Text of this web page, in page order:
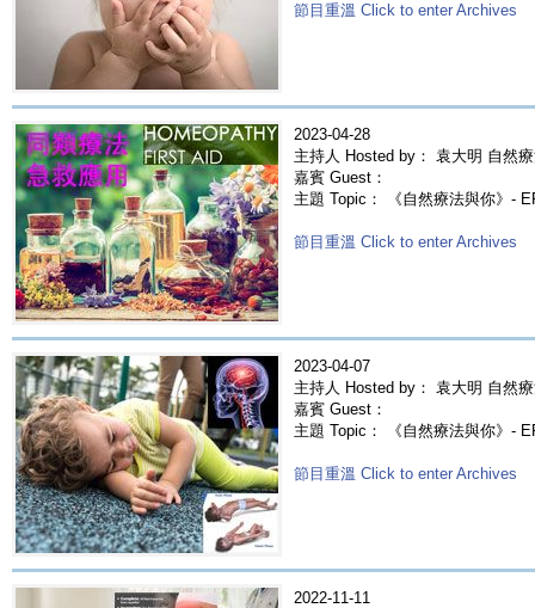
節目重溫 Click to enter Archives
2023-04-28
主持人 Hosted by： 袁大明 自然
嘉賓 Guest：
主題 Topic： 《自然療法與你》-
節目重溫 Click to enter Archives
2023-04-07
主持人 Hosted by： 袁大明 自然
嘉賓 Guest：
主題 Topic： 《自然療法與你》-
節目重溫 Click to enter Archives
2022-11-11